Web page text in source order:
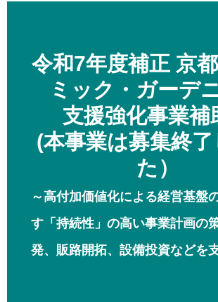
令和7年度補正 京
ミック・ガーデ
支援強化事業補
(本事業は募集終
た）
～高付加価値化による経営基盤
す「持続性」の高い事業計画の
発、販路開拓、設備投資などを